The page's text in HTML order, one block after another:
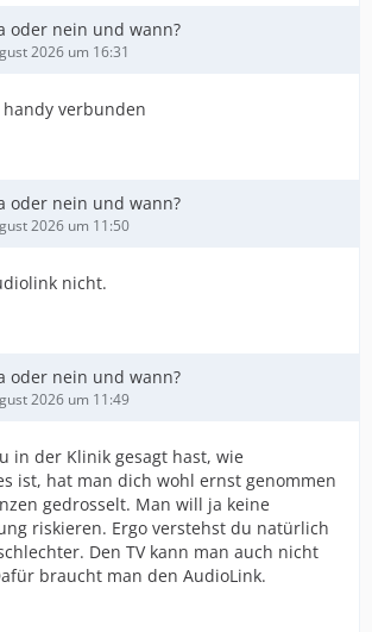
oder nein und wann?
2026 um 16:31
verbunden
oder nein und wann?
2026 um 11:50
nicht.
oder nein und wann?
2026 um 11:49
in der Klinik gesagt hast, wie
ist, hat man dich wohl ernst genommen
gedrosselt. Man will ja keine
riskieren. Ergo verstehst du natürlich
Den TV kann man auch nicht
braucht man den AudioLink.